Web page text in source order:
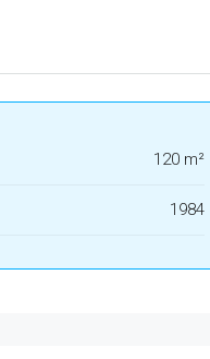
120 m²
1984